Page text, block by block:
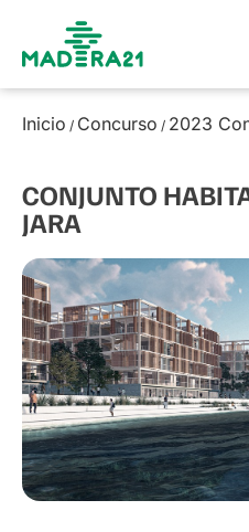
Inicio / Concurso / 2023
CONJUNTO
JARA